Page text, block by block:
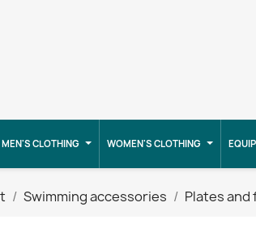
MEN'S CLOTHING WOMEN'S CLOTHING
Swimming accessories Plates and